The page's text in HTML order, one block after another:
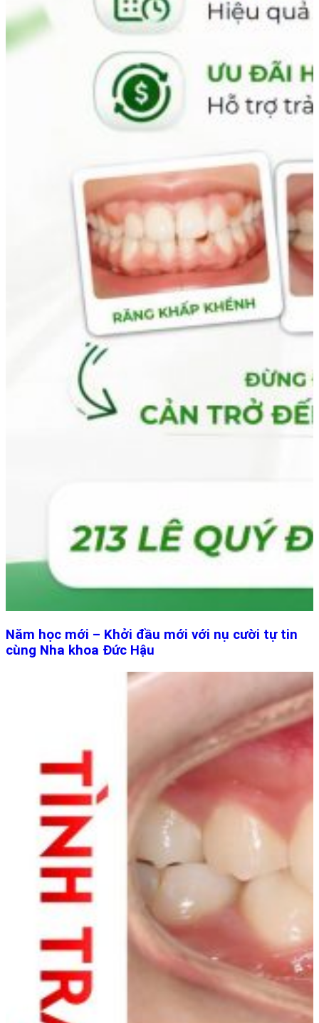
Năm học mới – Khởi đầu mới với nụ cười tự tin
cùng Nha khoa Đức Hậu